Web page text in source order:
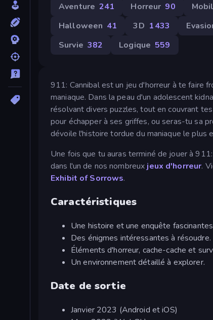
Aventure 241 Horreur 90
Halloween 41 3D 1 433
Survie 382 Logique 559
911: Cannibal est un jeu d'horreur à te faire
maniaque. Dans la peau d'un adolescent
résolvant divers puzzles, tout en couvrant
pour échapper à ses griffes, ou seras-tu sa
dévoile l'histoire tordue du maniaque le plus
Une fois que tu auras terminé de jouer à
dans l'un de nos nombreux jeux d'horreur.
Exhibit of Sorrows.
Caractéristiques
Une histoire et une enquête
Des énigmes intéressantes à résoudre.
Éléments d'horreur, cache-cache et
Un environnement détaillé à explorer.
Date de sortie
Janvier 2023 (Android et iOS)